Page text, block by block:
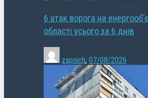
6 атак ворога на
області усього за 6 днів
zapsich, 07/08/2026